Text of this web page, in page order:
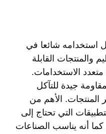
استخدامه شائعا في
والمنتجات القابلة
متعدد الاستخدامات.
جيدة للتآكل
المنتجات. الأهم من
التي تحتاج إلى
أنه يناسب الصناعات